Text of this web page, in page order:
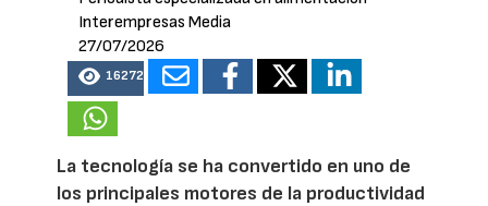
Interempresas Media
27/07/2026
16272
La tecnología se ha convertido en uno de
los principales motores de la productividad